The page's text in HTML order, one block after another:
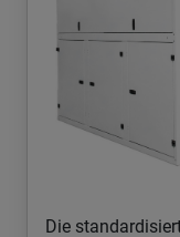
Die